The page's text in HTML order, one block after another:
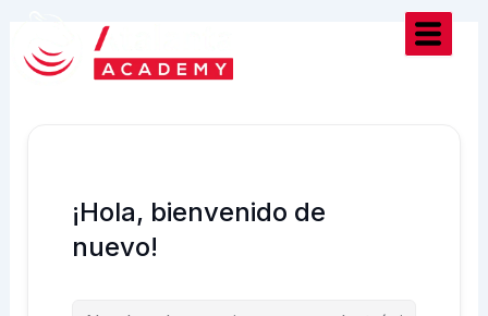
contenido
¡Hola, bienvenido de
nuevo!